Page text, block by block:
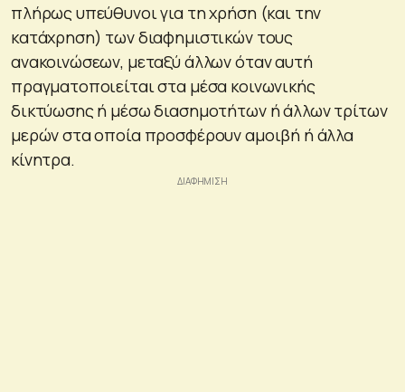
πλήρως υπεύθυνοι για τη χρήση (και την
κατάχρηση) των διαφημιστικών τους
ανακοινώσεων, μεταξύ άλλων όταν αυτή
πραγματοποιείται στα μέσα κοινωνικής
δικτύωσης ή μέσω διασημοτήτων ή άλλων τρίτων
μερών στα οποία προσφέρουν αμοιβή ή άλλα
κίνητρα.